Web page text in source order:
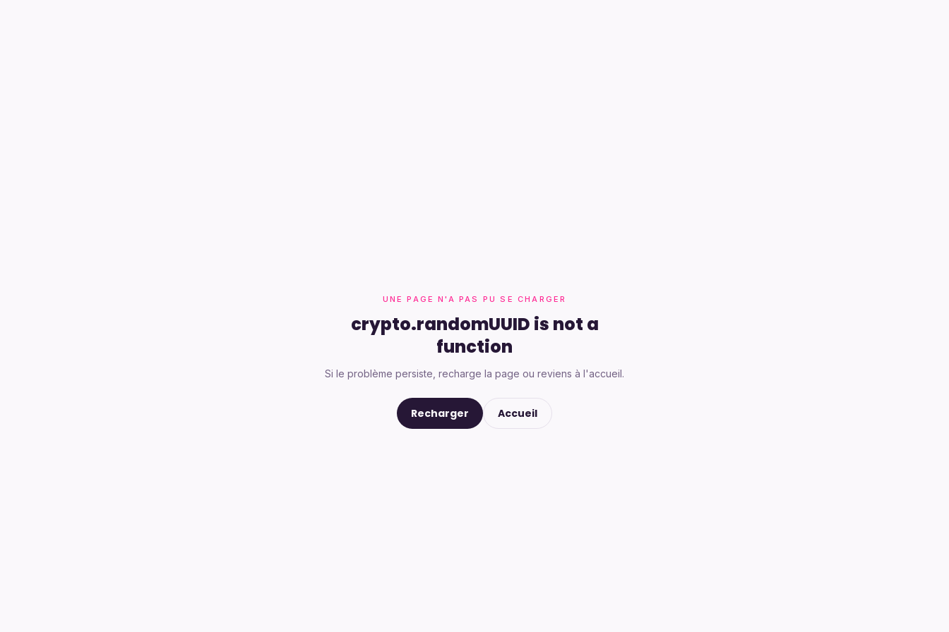
UNE PAGE N'A PAS PU SE CHARGER
crypto.randomUUID is not a
function
Si le problème persiste, recharge la page ou reviens à l'accueil.
Recharger Accueil